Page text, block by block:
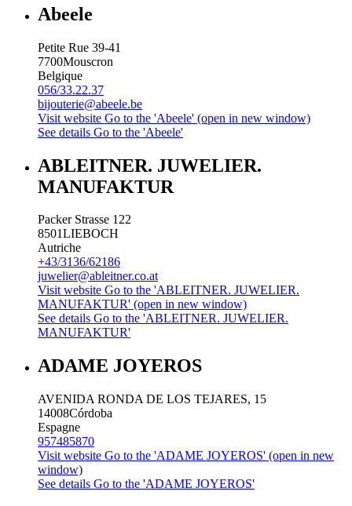
Abeele
Petite Rue 39-41
7700Mouscron
Belgique
056/33.22.37
bijouterie@abeele.be
Visit website Go to the 'Abeele' (open in new window)
See details Go to the 'Abeele'
ABLEITNER. JUWELIER.
MANUFAKTUR
Packer Strasse 122
8501LIEBOCH
Autriche
+43/3136/62186
juwelier@ableitner.co.at
Visit website Go to the 'ABLEITNER. JUWELIER.
MANUFAKTUR' (open in new window)
See details Go to the 'ABLEITNER. JUWELIER.
MANUFAKTUR'
ADAME JOYEROS
AVENIDA RONDA DE LOS TEJARES, 15
14008Córdoba
Espagne
957485870
Visit website Go to the 'ADAME JOYEROS' (open in new
window)
See details Go to the 'ADAME JOYEROS'